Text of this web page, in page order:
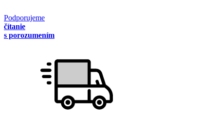
Podporujeme
čítanie
s porozumením